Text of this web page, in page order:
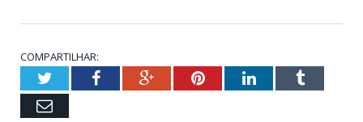
COMPARTILHAR:
TwitterFacebookGoogle+PinterestLinkedInTumblr
Email